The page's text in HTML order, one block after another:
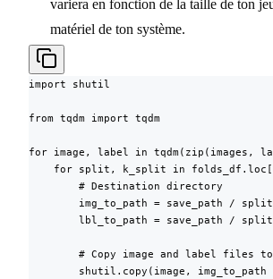
variera en fonction de la taille de ton
matériel de ton système.
import shutil
from tqdm import tqdm
for image, label in tqdm(zip(images,
for split, k_split in
        # Destination directory
img_to_path = save_path /
lbl_to_path = save_path /
# Copy image and label files
shutil.copy(image, img_to_path